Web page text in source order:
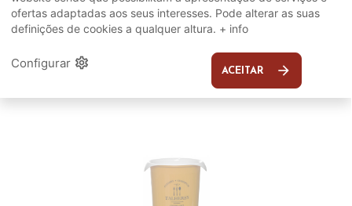
SUGERIDOS
ofertas adaptadas aos seus interesses. Pode alterar as suas
definições de cookies a qualquer altura. + info
Configurar settings ACEITAR arrow_forward